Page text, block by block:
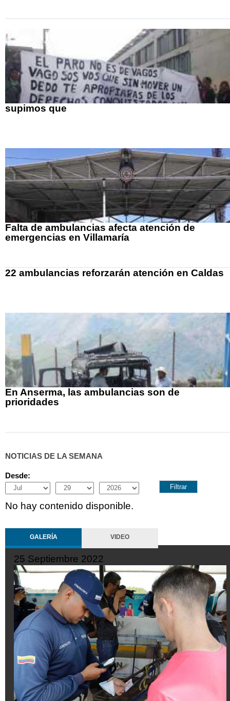
supimos que
Falta de ambulancias afecta atención de
emergencias en Villamaría
22 ambulancias reforzarán atención en Caldas
En Anserma, las ambulancias son de
prioridades
NOTICIAS DE LA SEMANA
Desde:
Month
Day Year
No hay contenido disponible.
GALERÍA VIDEO
19 Septiembre 2022